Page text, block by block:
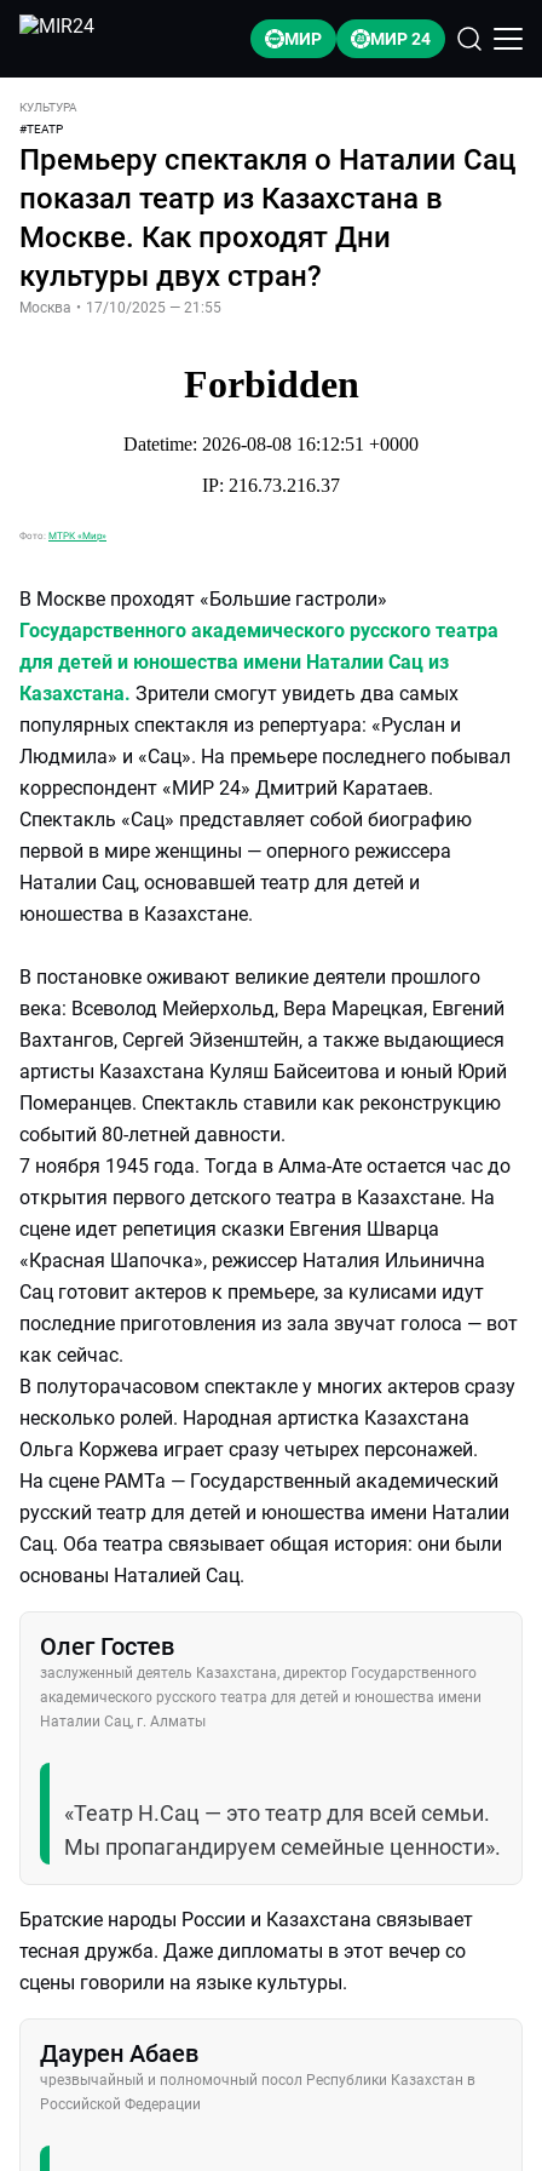
МИР МИР 24
КУЛЬТУРА
#ТЕАТР
Премьеру спектакля о Наталии Сац
показал театр из Казахстана в
Москве. Как проходят Дни
культуры двух стран?
Москва • 17/10/2025 — 21:55
Фото: МТРК «Мир»
В Москве проходят «Большие гастроли»
Государственного академического русского театра
для детей и юношества имени Наталии Сац из
Казахстана. Зрители смогут увидеть два самых
популярных спектакля из репертуара: «Руслан и
Людмила» и «Сац». На премьере последнего побывал
корреспондент «МИР 24» Дмитрий Каратаев.
Спектакль «Сац» представляет собой биографию
первой в мире женщины — оперного режиссера
Наталии Сац, основавшей театр для детей и
юношества в Казахстане.
В постановке оживают великие деятели прошлого
века: Всеволод Мейерхольд, Вера Марецкая, Евгений
Вахтангов, Сергей Эйзенштейн, а также выдающиеся
артисты Казахстана Куляш Байсеитова и юный Юрий
Померанцев. Спектакль ставили как реконструкцию
событий 80-летней давности.
7 ноября 1945 года. Тогда в Алма-Ате остается час до
открытия первого детского театра в Казахстане. На
сцене идет репетиция сказки Евгения Шварца
«Красная Шапочка», режиссер Наталия Ильинична
Сац готовит актеров к премьере, за кулисами идут
последние приготовления из зала звучат голоса — вот
как сейчас.
В полуторачасовом спектакле у многих актеров сразу
несколько ролей. Народная артистка Казахстана
Ольга Коржева играет сразу четырех персонажей.
На сцене РАМТа — Государственный академический
русский театр для детей и юношества имени Наталии
Сац. Оба театра связывает общая история: они были
основаны Наталией Сац.
Олег Гостев
заслуженный деятель Казахстана, директор Государственного
академического русского театра для детей и юношества имени
Наталии Сац, г. Алматы
«Театр Н.Сац — это театр для всей семьи.
Мы пропагандируем семейные ценности».
Братские народы России и Казахстана связывает
тесная дружба. Даже дипломаты в этот вечер со
сцены говорили на языке культуры.
Даурен Абаев
чрезвычайный и полномочный посол Республики Казахстан в
Российской Федерации